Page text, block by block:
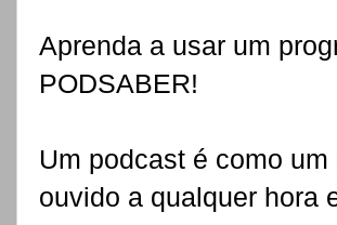
Aprenda a usar um
PODSABER!
Um podcast é como
ouvido a qualquer hora